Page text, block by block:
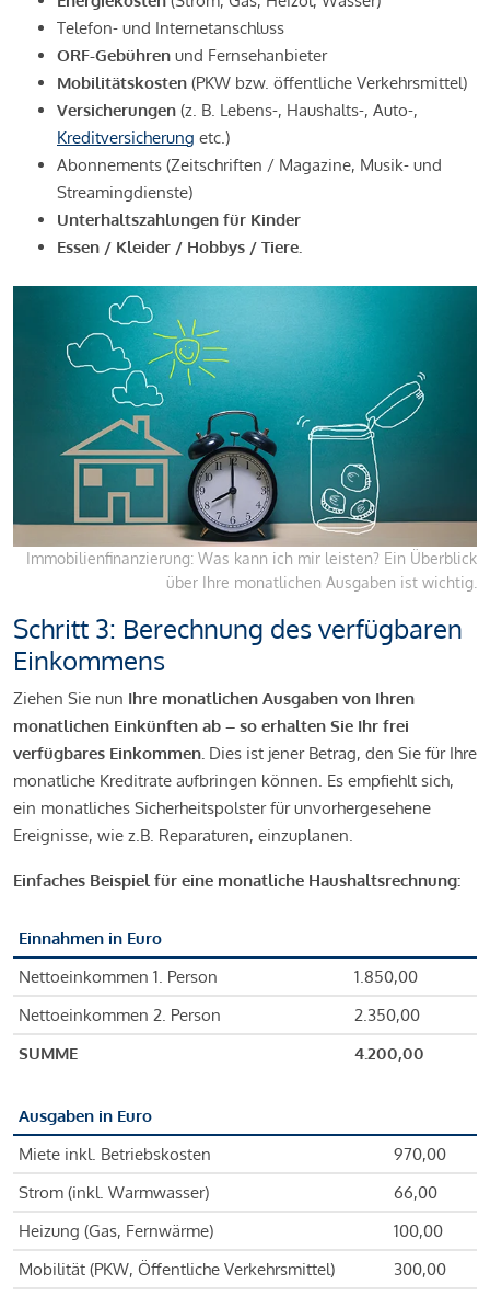
Telefon- und Internetanschluss
ORF-Gebühren und Fernsehanbieter
Mobilitätskosten (PKW bzw. öffentliche Verkehrsmittel)
Versicherungen (z. B. Lebens-, Haushalts-, Auto-,
Kreditversicherung etc.)
Abonnements (Zeitschriften / Magazine, Musik- und
Streamingdienste)
Unterhaltszahlungen für Kinder
Essen / Kleider / Hobbys / Tiere.
Immobilienfinanzierung: Was kann ich mir leisten? Ein Überblick
über Ihre monatlichen Ausgaben ist wichtig.
Schritt 3: Berechnung des verfügbaren
Einkommens
Ziehen Sie nun Ihre monatlichen Ausgaben von Ihren
monatlichen Einkünften ab – so erhalten Sie Ihr frei
verfügbares Einkommen. Dies ist jener Betrag, den Sie für Ihre
monatliche Kreditrate aufbringen können. Es empfiehlt sich,
ein monatliches Sicherheitspolster für unvorhergesehene
Ereignisse, wie z.B. Reparaturen, einzuplanen.
Einfaches Beispiel für eine monatliche Haushaltsrechnung:
Einnahmen in Euro
Nettoeinkommen 1. Person
1.850,00
Nettoeinkommen 2. Person
2.350,00
SUMME
4.200,00
Ausgaben in Euro
Miete inkl. Betriebskosten
970,00
Strom (inkl. Warmwasser)
66,00
Heizung (Gas, Fernwärme)
100,00
Mobilität (PKW, Öffentliche Verkehrsmittel)
300,00